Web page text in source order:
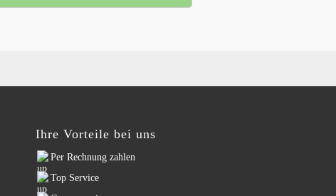
Ihre Vorteile bei uns
Per Rechnung zahlen
Top Service